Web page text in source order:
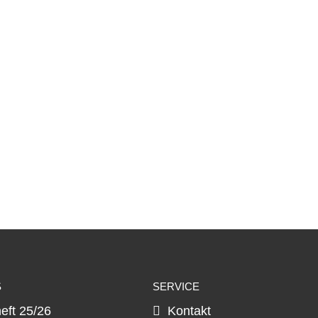
25/26
SERVICE
Kontakt